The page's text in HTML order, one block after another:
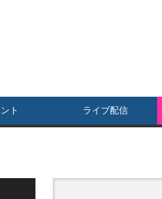
ト ライブ配信